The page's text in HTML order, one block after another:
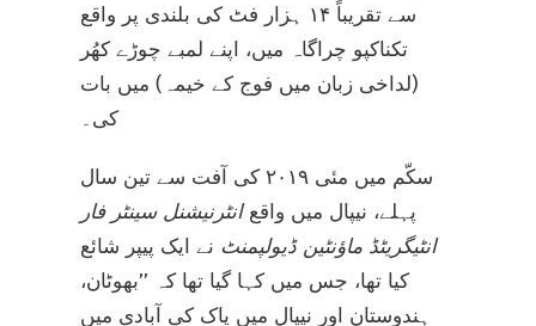
سے تقریباً ۱۴ ہزار فٹ کی بلندی پر واقع
تکناکپو چراگاہ میں، اپنے لمبے چوڑے کھُر
(لداخی زبان میں فوج کے خیمہ) میں بات
کی۔
سکّم میں مئی ۲۰۱۹ کی آفت سے تین سال
پہلے، نیپال میں واقعانٹرنیشنل سینٹر فار
انٹیگریٹڈ ماؤنٹین ڈیولپمنٹ نے ایک پیپر شائع
کیا تھا، جس میں کہا گیا تھا کہ ’’بھوٹان،
ہندوستان اور نیپال میں یاک کی آبادی میں